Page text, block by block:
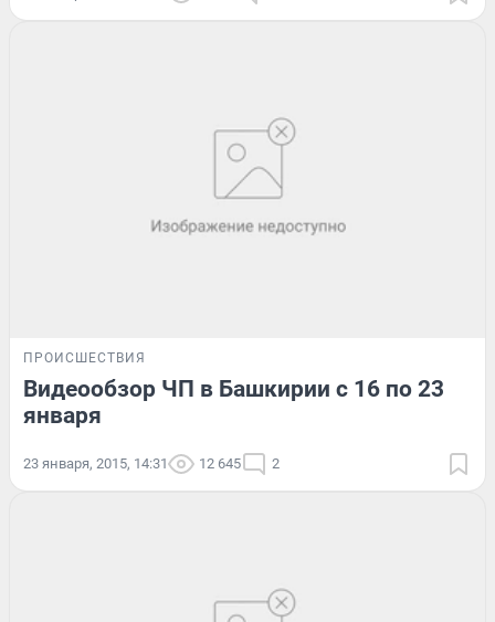
ПРОИСШЕСТВИЯ
Видеообзор ЧП в Башкирии с 16 по 23
января
23 января, 2015, 14:31 12 645 2